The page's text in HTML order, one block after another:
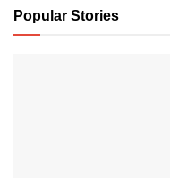
Popular Stories